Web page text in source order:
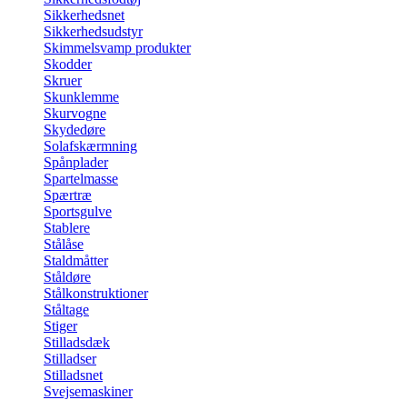
Sikkerhedsnet
Sikkerhedsudstyr
Skimmelsvamp produkter
Skodder
Skruer
Skunklemme
Skurvogne
Skydedøre
Solafskærmning
Spånplader
Spartelmasse
Spærtræ
Sportsgulve
Stablere
Stålåse
Staldmåtter
Ståldøre
Stålkonstruktioner
Ståltage
Stiger
Stilladsdæk
Stilladser
Stilladsnet
Svejsemaskiner